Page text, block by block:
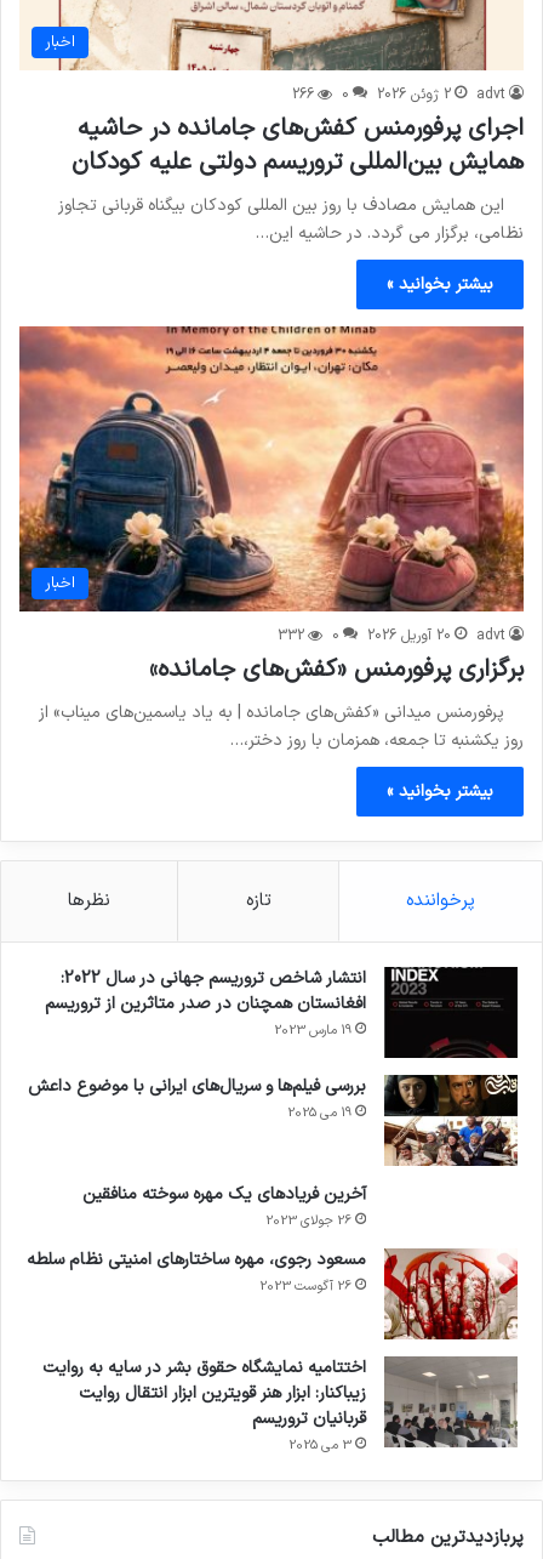
اخبار
advt 2 ژوئن 2026 0
266
اجرای پرفورمنس کفش‌های جامانده در حاشیه
همایش بین‌المللی تروریسم دولتی علیه کودکان
این همایش مصادف با روز بین المللی کودکان بیگناه قربانی تجاوز
نظامی، برگزار می گردد. در حاشیه این…
بیشتر بخوانید »
اخبار
advt 20 آوریل 2026 0
332
برگزاری پرفورمنس «کفش‌های جامانده»
پرفورمنس میدانی «کفش‌های جامانده | به یاد یاسمین‌های میناب» از
روز یکشنبه تا جمعه، همزمان با روز دختر،…
بیشتر بخوانید »
پرخواننده تازه نظرها
انتشار شاخص تروریسم جهانی در سال 2022:
افغانستان همچنان در صدر متاثرین از تروریسم
19 مارس 2023
بررسی فیلم‌ها و سریال‌های ایرانی با موضوع داعش
19 می 2025
آخرین فریادهای یک مهره سوخته منافقین
26 جولای 2023
مسعود رجوی، مهره ساختارهای امنیتی نظام سلطه
26 آگوست 2023
اختتامیه نمایشگاه حقوق بشر در سایه به روایت
زیباکنار: ابزار هنر قویترین ابزار انتقال روایت
قربانیان تروریسم
3 می 2025
پربازدیدترین مطالب